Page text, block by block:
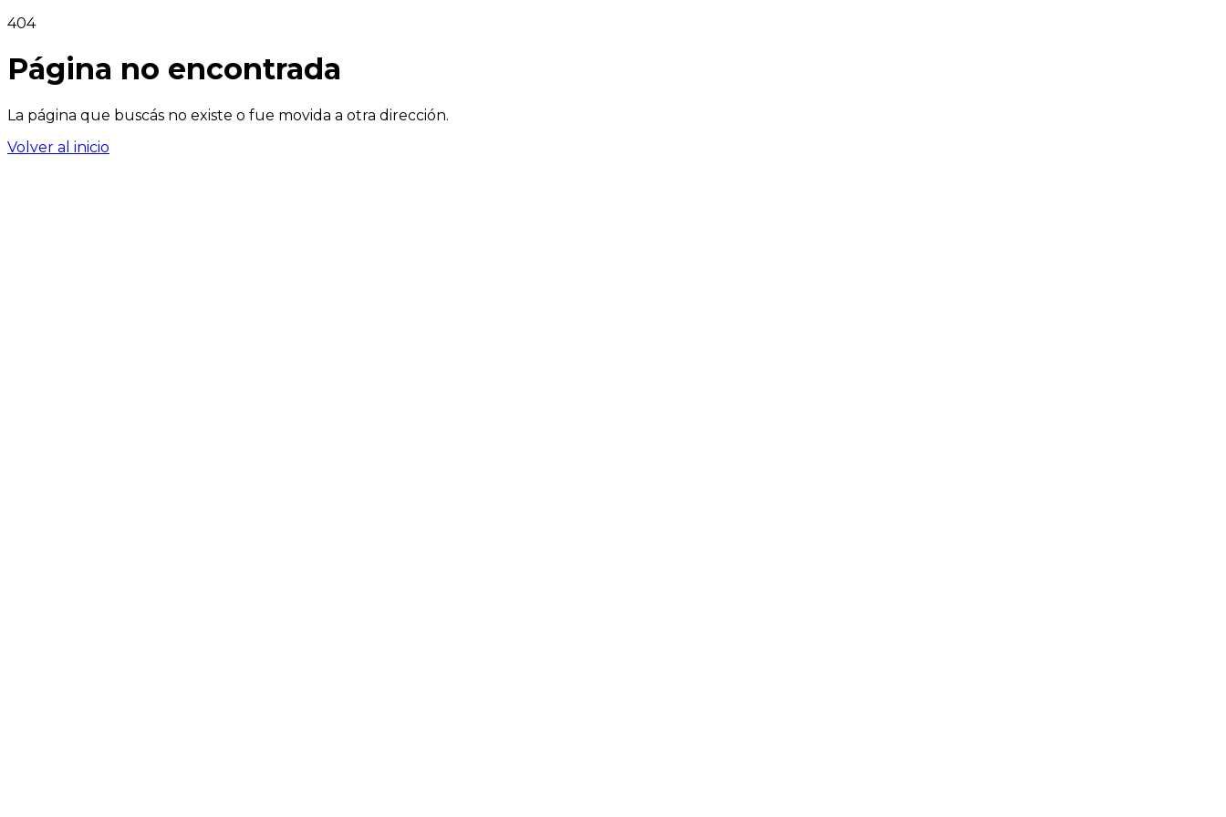
404
Página no encontrada
La página que buscás no existe o fue movida a otra dirección.
Volver al inicio